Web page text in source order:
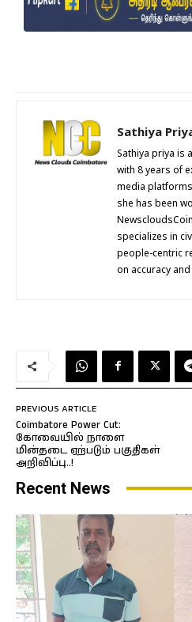
Sathiya
Sathiya priya is
with 8 years of
media
she has been
specializes in
people-centric
on accuracy
PREVIOUS ARTICLE
Coimbatore Power Cut:
கோவையில் நாளை
மின்தடை ஏற்படும் பகுதிகள்
அறிவிப்பு..!
Recent News